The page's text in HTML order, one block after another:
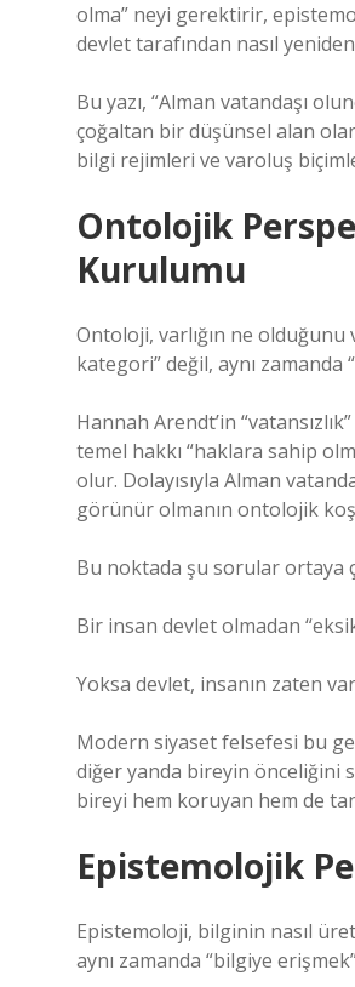
olma” neyi gerektirir,
devlet tarafından nasıl
Bu yazı, “Alman vatandaşı
çoğaltan bir düşünsel alan
bilgi rejimleri ve varoluş
Ontolojik
Kurulumu
Ontoloji, varlığın ne
kategori” değil, aynı zamanda
Hannah Arendt’in
temel hakkı “haklara sahip
olur. Dolayısıyla Alman
görünür olmanın ontolojik
Bu noktada şu sorular ortaya
Bir insan devlet olmadan
Yoksa devlet, insanın zaten
Modern siyaset felsefesi bu
diğer yanda bireyin önceliğini
bireyi hem koruyan hem de
Epistemolojik
Epistemoloji, bilginin nasıl
aynı zamanda “bilgiye